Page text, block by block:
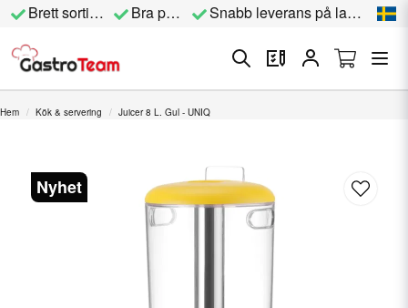
Brett sortiment Bra priser Snabb leverans på lagervara
Hem Kök & servering Juicer 8 L. Gul - UNIQ
Nyhet